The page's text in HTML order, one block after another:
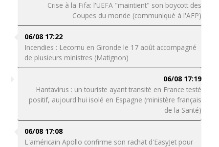
Crise à la Fifa: l'UEFA "maintient" son boycott des
Coupes du monde (communiqué à l'AFP)
06/08 17:22
Incendies : Lecornu en Gironde le 17 août accompagné
de plusieurs ministres (Matignon)
06/08 17:19
Hantavirus : un touriste ayant transité en France testé
positif, aujourd'hui isolé en Espagne (ministère français
de la Santé)
06/08 17:08
L'américain Apollo confirme son rachat d'EasyJet pour